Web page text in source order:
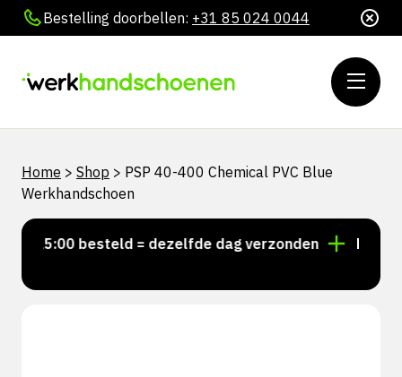
Bestelling doorbellen: +31 85 024 0044
Home > Shop > PSP 40-400 Chemical PVC Blue
Werkhandschoen
15:00 besteld = dezelfde dag verzonden